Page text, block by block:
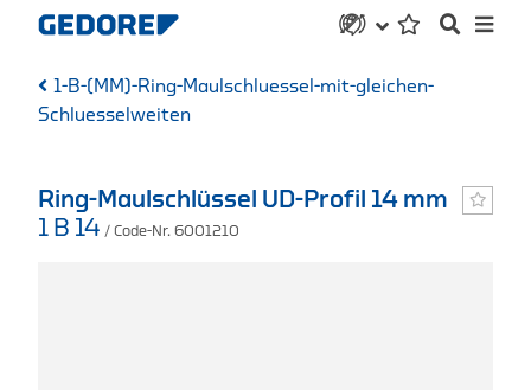
1-B-(MM)-Ring-Maulschluessel-mit-gleichen-
Schluesselweiten
Ring-Maulschlüssel UD-Profil 14 mm
1 B 14 / Code-Nr. 6001210